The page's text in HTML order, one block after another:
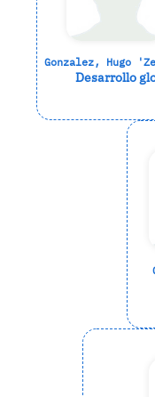
Gonzalez, Hugo
Desarrollo